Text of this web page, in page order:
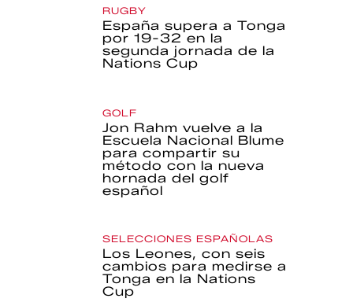
RUGBY
España supera a Tonga
por 19-32 en la
segunda jornada de la
Nations Cup
GOLF
Jon Rahm vuelve a la
Escuela Nacional Blume
para compartir su
método con la nueva
hornada del golf
español
SELECCIONES ESPAÑOLAS
Los Leones, con seis
cambios para medirse a
Tonga en la Nations
Cup